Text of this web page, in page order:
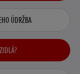
ÚDRŽBA